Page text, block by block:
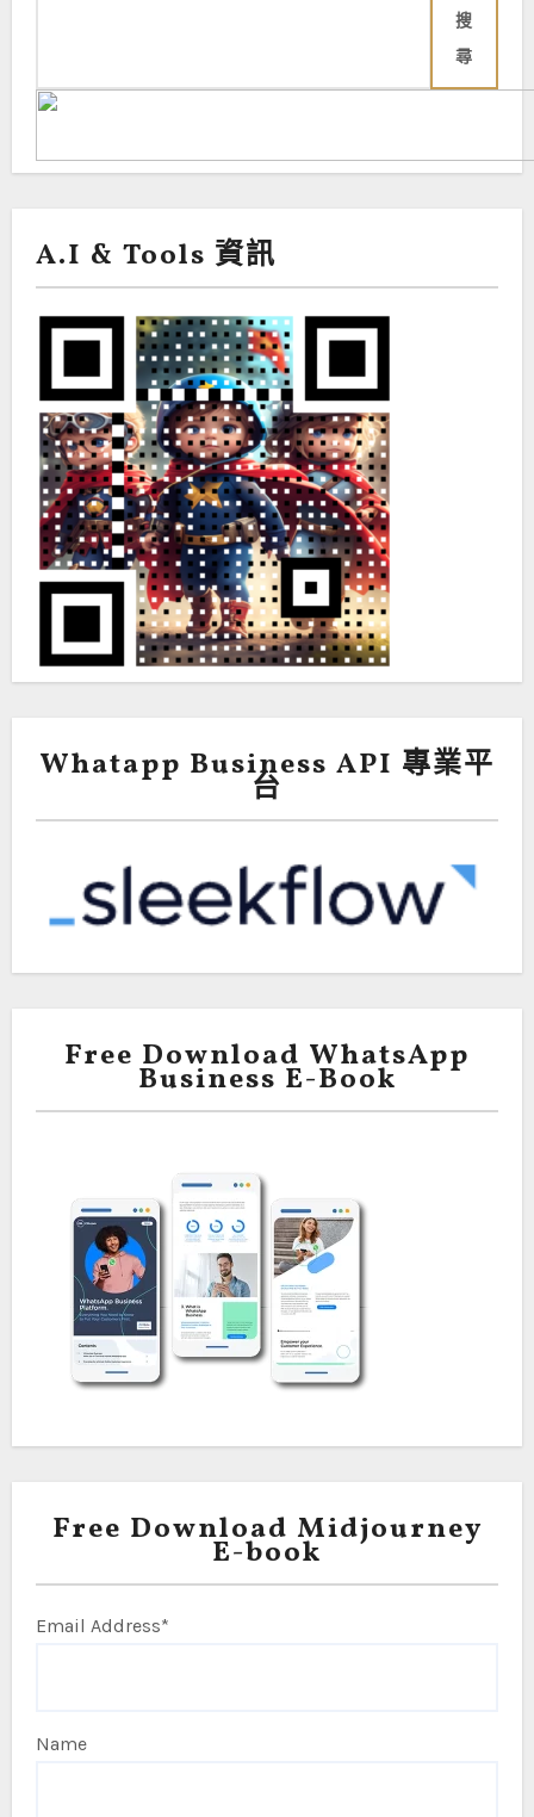
搜
尋
A.I & Tools 資訊
Whatapp Business API 專業平
台
Free Download WhatsApp
Business E-Book
Free Download Midjourney
E-book
Email Address*
Name